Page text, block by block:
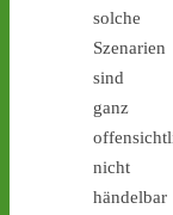
solche
Szenarien
sind
ganz
nicht
händelbar